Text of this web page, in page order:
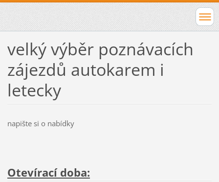
velký výběr poznávacích
zájezdů autokarem i
letecky
napište si o nabídky
Otevírací doba: